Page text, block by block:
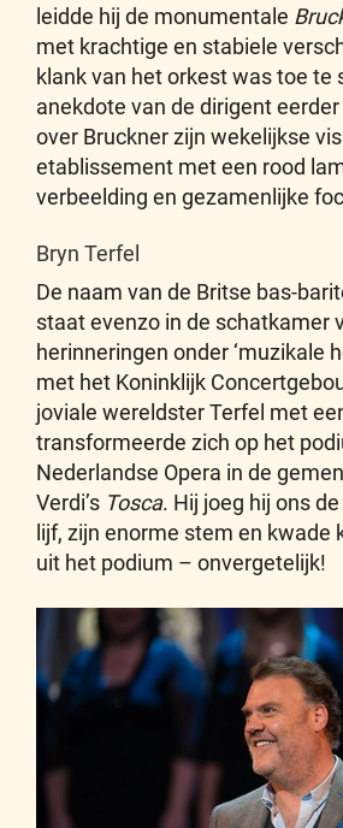
leidde hij de monumentale
met krachtige en stabiele
klank van het orkest was toe te
anekdote van de dirigent
over Bruckner zijn wekelijkse
etablissement met een rood
verbeelding en gezamenlijke
Bryn Terfel
De naam van de Britse bas-
staat evenzo in de schatkamer
herinneringen onder ‘muzikale
met het Koninklijk
joviale wereldster Terfel met
transformeerde zich op het
Nederlandse Opera in de
Verdi’s Tosca. Hij joeg hij ons
lijf, zijn enorme stem en kwade
uit het podium – onvergetelijk!